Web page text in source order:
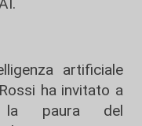
artificiale
ha invitato a
la paura del